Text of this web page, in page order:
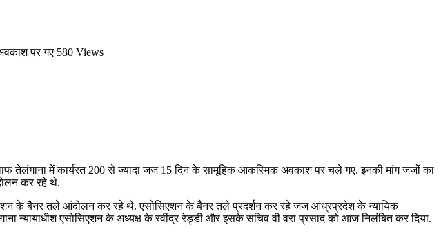
पर गए 580 Views
तेलंगाना में कार्यरत 200 से ज्यादा जज 15 दिन के सामूहिक आकस्मिक अवकाश पर चले गए. इनकी मांग जजों का
कर रहे थे.
के बैनर तले आंदोलन कर रहे थे. एसोसिएशन के बैनर तले प्रदर्शन कर रहे जज आंध्रप्रदेश के न्यायिक
न्यायाधीश एसोसिएशन के अध्यक्ष के रवींद्र रेड्डी और इसके सचिव वी वरा प्रसाद को आज निलंबित कर दिया.